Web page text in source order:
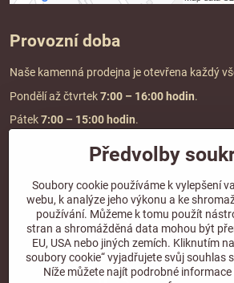
Provozní doba
Naše kamenná prodejna je otevřena každý
Pondělí až čtvrtek7:00 – 16:00 hodin.
Pátek7:00 – 15:00 hodin.
Doprava a platba
DOPRAVA ZDARMA
při objednávce nad2000 Kč vč. DPH.
*Nevztahuje se na paletovou přepravu.
Předvolby
Soubory cookie používáme k vylepšení
webu, k analýze jeho výkonu a ke
používání. Můžeme k tomu použít
stran a shromážděná data mohou být
EU, USA nebo jiných zemích. Kliknutím
soubory cookie“ vyjadřujete svůj souhlas
Níže můžete najít podrobné